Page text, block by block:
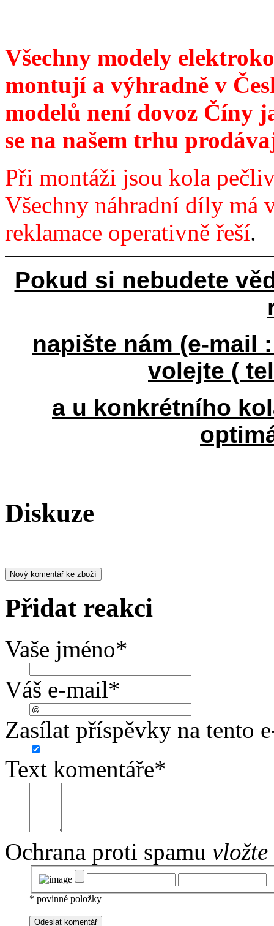
Všechny modely
montují a výhradně v
modelů není dovoz Číny
se na našem trhu
Při montáži jsou kola
Všechny náhradní díly má
reklamace operativně řeší.
Pokud si nebudete
napište nám (e-mail
volejte (
a u konkrétního
Diskuze
Přidat reakci
Vaše jméno*
Váš e-mail*
Zasílat příspěvky na tento
Text komentáře*
Ochrana proti spamu
* povinné položky